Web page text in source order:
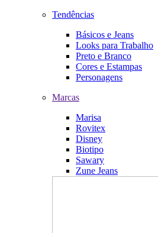
Tendências
Básicos e Jeans
Looks para Trabalho
Preto e Branco
Cores e Estampas
Personagens
Marcas
Marisa
Rovitex
Disney
Biotipo
Sawary
Zune Jeans